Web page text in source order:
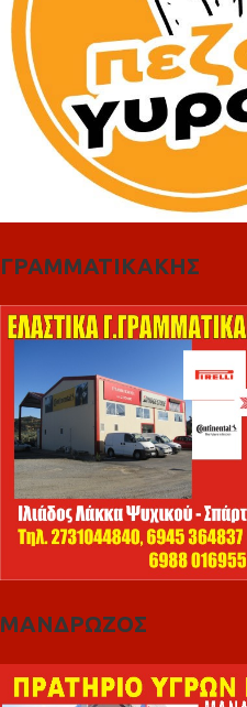
ΓΡΑΜΜΑΤΙΚΑΚΗΣ
ΜΑΝΔΡΩΖΟΣ